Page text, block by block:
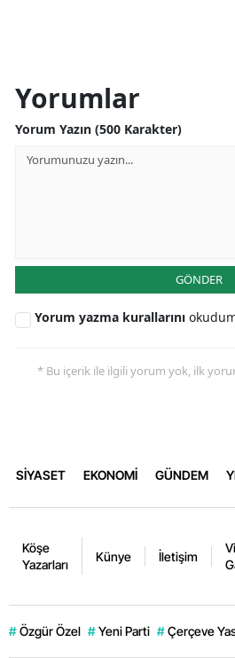
Yorumlar
Yorum Yazın (500 Karakter)
GÖNDER
Yorum yazma kurallarını
* Bu içerik ile ilgili yorum yok, ilk
SİYASET EKONOMİ GÜNDEM
Köşe
Yazarları
Künye İletişim
# Özgür Özel # Yeni Parti # Çerçeve